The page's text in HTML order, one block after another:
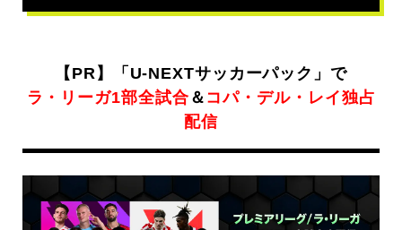
【PR】「U-NEXTサッカーパック」で
ラ・リーガ1部全試合 ＆ コパ・デル・レイ独占
配信